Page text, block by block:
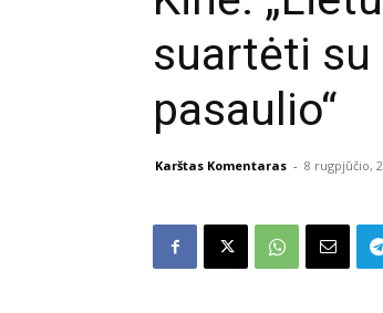
suartėti su
pasaulio“
Karštas Komentaras - 8 rugpjūčio,